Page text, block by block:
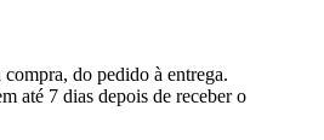
compra, do pedido à entrega.
até 7 dias depois de receber o